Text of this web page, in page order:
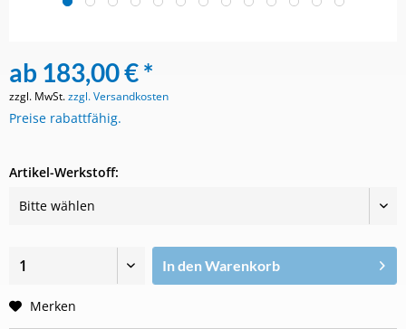
ab 183,00 € *
zzgl. MwSt.zzgl. Versandkosten
Preise rabattfähig.
Artikel-Werkstoff:
In denWarenkorb
Merken